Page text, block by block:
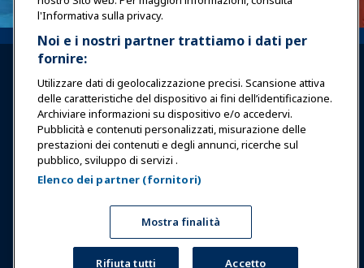
Accedi Unisciti ora
Premi Carriere
Notizie & Funworld
l'Informativa sulla privacy.
Noi e i nostri partner trattiamo i dati per
fornire:
Utilizzare dati di geolocalizzazione precisi. Scansione attiva
delle caratteristiche del dispositivo ai fini dell’identificazione.
Archiviare informazioni su dispositivo e/o accedervi.
Pubblicità e contenuti personalizzati, misurazione delle
prestazioni dei contenuti e degli annunci, ricerche sul
pubblico, sviluppo di servizi .
Elenco dei partner (fornitori)
Mostra finalità
Rifiuta tutti Accetto